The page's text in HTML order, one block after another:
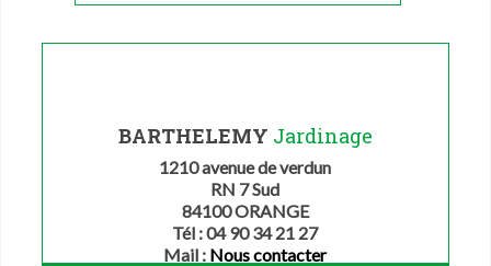
BARTHELEMY Jardinage
1210 avenue de verdun
RN 7 Sud
84100 ORANGE
Tél : 04 90 34 21 27
Mail : Nous contacter